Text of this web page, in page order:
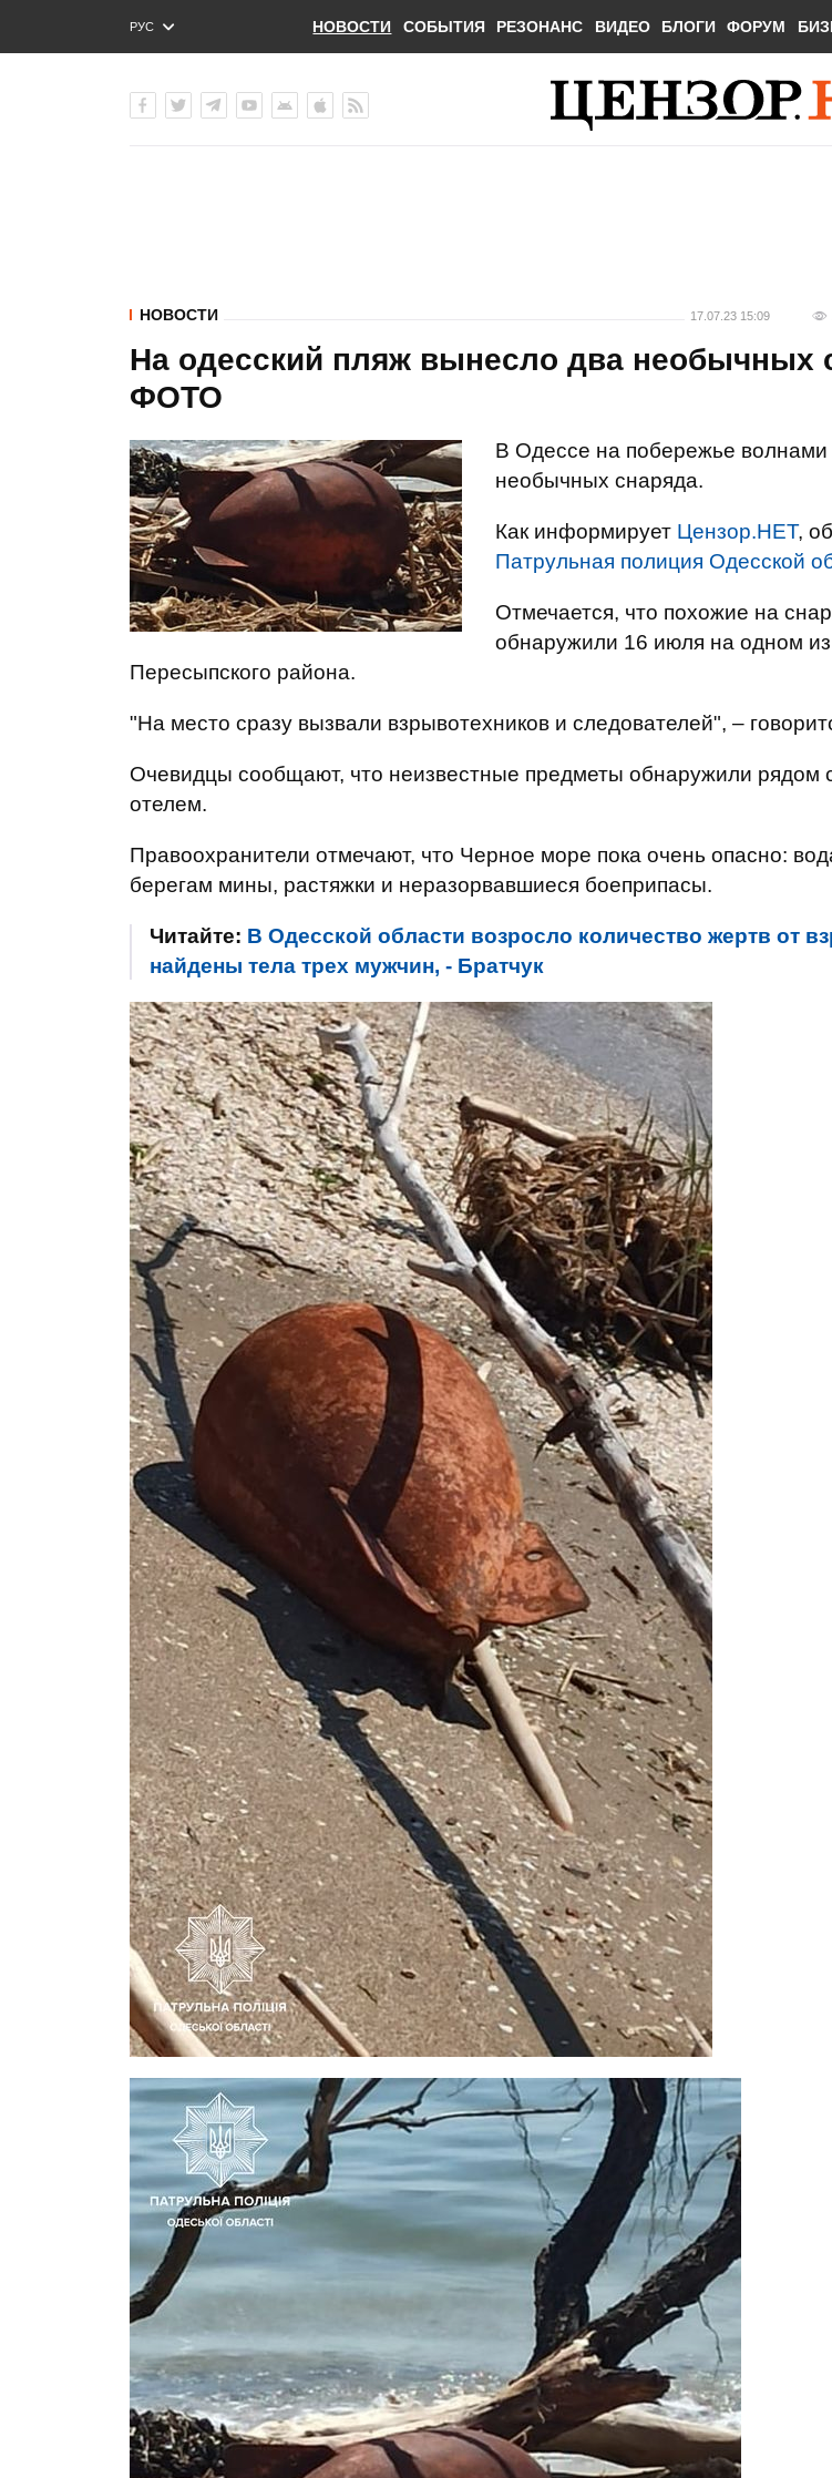
РУС
ENG
НОВОСТИ СОБЫТИЯ РЕЗОНАНС ВИДЕО БЛОГИ ФОРУМ
НОВОСТИ 17.07.23 15:09
На одесский пляж вынесло два необычных
ФОТО
В Одессе на побережье
необычных снаряда.
Как информирует Цензор.НЕТ,
Патрульная полиция Одесской
Отмечается, что похожие на
обнаружили 16 июля на одном
Пересыпского района.
"На место сразу вызвали взрывотехников и следователей", –
Очевидцы сообщают, что неизвестные предметы обнаружили рядом
отелем.
Правоохранители отмечают, что Черное море пока очень опасно:
берегам мины, растяжки и неразорвавшиеся боеприпасы.
Читайте: В Одесской области возросло количество жертв от
найдены тела трех мужчин, - Братчук